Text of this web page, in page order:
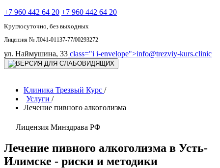
+7 960 442 64 20 +7 960 442 64 20
Круглосуточно, без выходных
Лицензия № Л041-01137-77/00293272
ул. Наймушина, 33 class="i i-envelope">info@trezviy-kurs.clinic
Клиника Трезвый Курс /
Услуги /
Лечение пивного алкоголизма
Лицензия Минздрава РФ
Лечение пивного алкоголизма в Усть-
Илимске - риски и методики